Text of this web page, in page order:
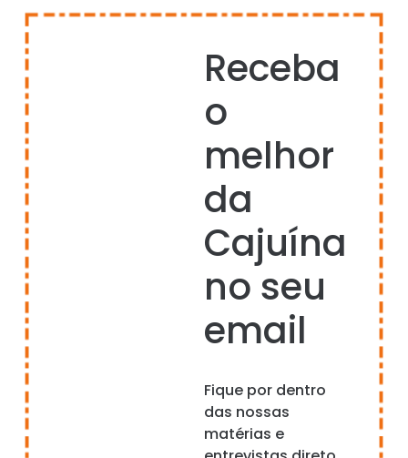
Receba
o
melhor
da
Cajuína
no seu
email
Fique por dentro
das nossas
matérias e